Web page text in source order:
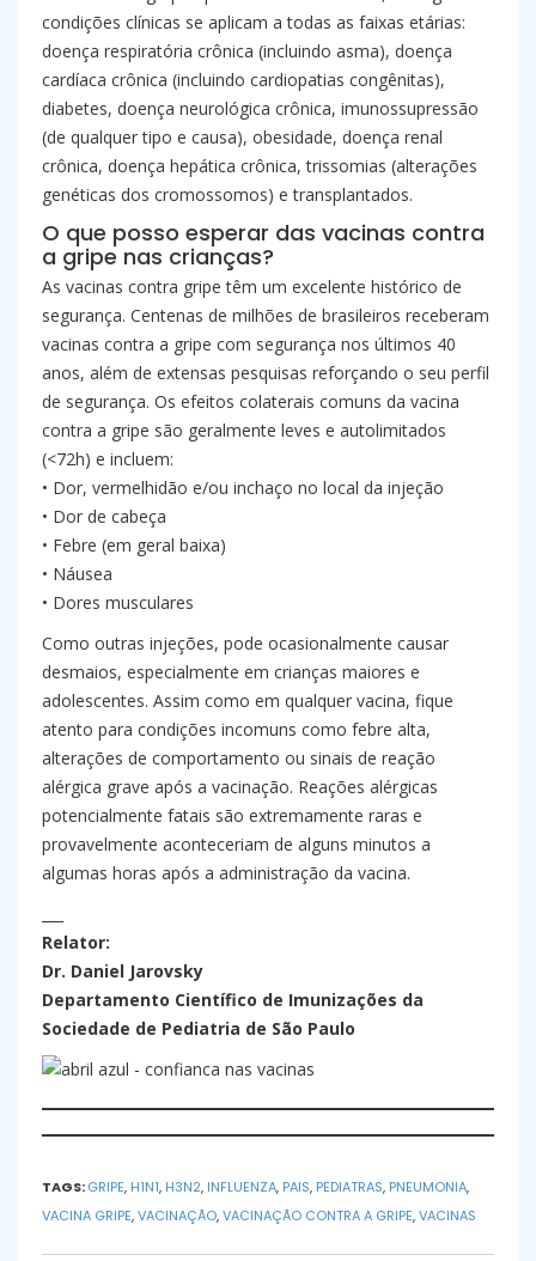
condições clínicas se aplicam a todas as faixas etárias:
doença respiratória crônica (incluindo asma), doença
cardíaca crônica (incluindo cardiopatias congênitas),
diabetes, doença neurológica crônica, imunossupressão
(de qualquer tipo e causa), obesidade, doença renal
crônica, doença hepática crônica, trissomias (alterações
genéticas dos cromossomos) e transplantados.
O que posso esperar das vacinas contra
a gripe nas crianças?
As vacinas contra gripe têm um excelente histórico de
segurança. Centenas de milhões de brasileiros receberam
vacinas contra a gripe com segurança nos últimos 40
anos, além de extensas pesquisas reforçando o seu perfil
de segurança. Os efeitos colaterais comuns da vacina
contra a gripe são geralmente leves e autolimitados
(<72h) e incluem:
• Dor, vermelhidão e/ou inchaço no local da injeção
• Dor de cabeça
• Febre (em geral baixa)
• Náusea
• Dores musculares
Como outras injeções, pode ocasionalmente causar
desmaios, especialmente em crianças maiores e
adolescentes. Assim como em qualquer vacina, fique
atento para condições incomuns como febre alta,
alterações de comportamento ou sinais de reação
alérgica grave após a vacinação. Reações alérgicas
potencialmente fatais são extremamente raras e
provavelmente aconteceriam de alguns minutos a
algumas horas após a administração da vacina.
Relator:
Dr. Daniel Jarovsky
Departamento Científico de Imunizações da
Sociedade de Pediatria de São Paulo
TAGS:GRIPE, H1N1, H3N2, INFLUENZA, PAIS, PEDIATRAS, PNEUMONIA,
VACINA GRIPE,VACINAÇÃO,VACINAÇÃO CONTRA A GRIPE,VACINAS